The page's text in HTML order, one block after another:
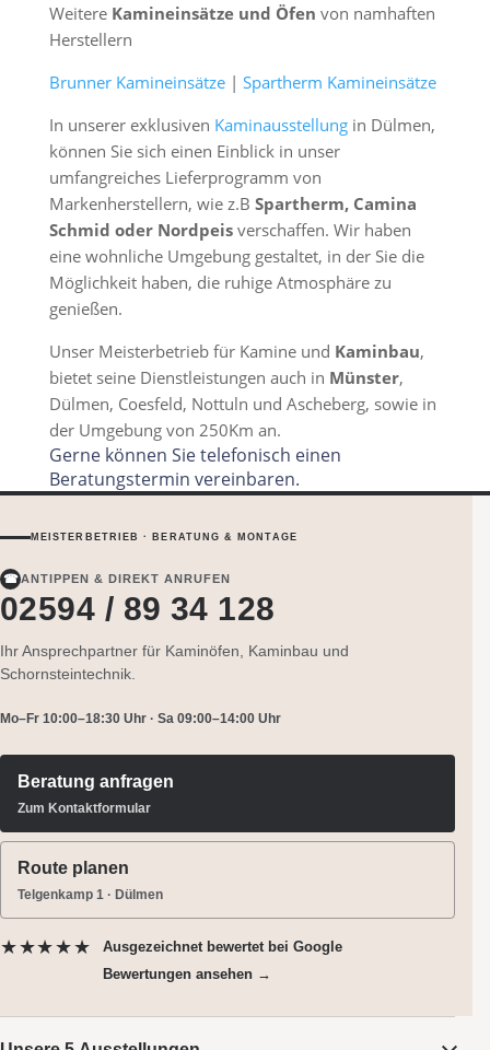
Weitere Kamineinsätze und Öfen von namhaften
Herstellern
Brunner Kamineinsätze| Spartherm Kamineinsätze
In unserer exklusiven Kaminausstellungin Dülmen,
können Sie sich einen Einblick in unser
umfangreiches Lieferprogramm von
Markenherstellern, wie z.B Spartherm, Camina
Schmid oder Nordpeisverschaffen. Wir haben
eine wohnliche Umgebung gestaltet, in der Sie die
Möglichkeit haben, die ruhige Atmosphäre zu
genießen.
Unser Meisterbetrieb für Kamine und Kaminbau,
bietet seine Dienstleistungen auch in Münster,
Dülmen, Coesfeld, Nottuln und Ascheberg, sowie in
der Umgebung von 250Km an.
Gerne können Sie telefonisch einen
Beratungstermin vereinbaren.
MEISTERBETRIEB · BERATUNG & MONTAGE
☎ ANTIPPEN & DIREKT ANRUFEN
02594 / 89 34 128
Ihr Ansprechpartner für Kaminöfen, Kaminbau und
Schornsteintechnik.
Mo–Fr 10:00–18:30 Uhr · Sa 09:00–14:00 Uhr
Beratung anfragen
Zum Kontaktformular
Route planen
Telgenkamp 1 · Dülmen
★★★★★ Ausgezeichnet bewertetbei Google
Bewertungen ansehen →